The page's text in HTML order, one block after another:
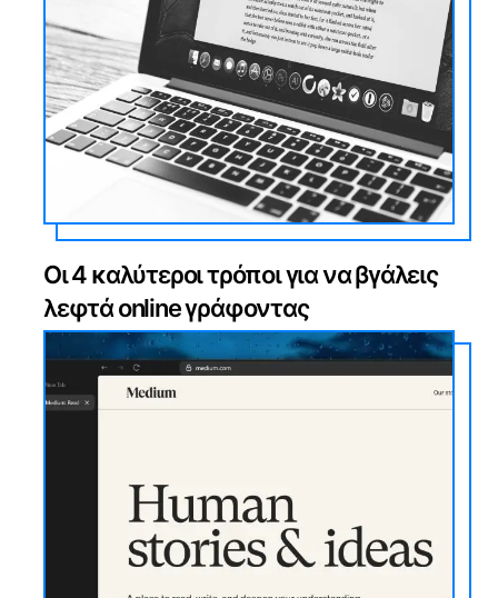
Οι 4 καλύτεροι τρόποι για να βγάλεις
λεφτά online γράφοντας